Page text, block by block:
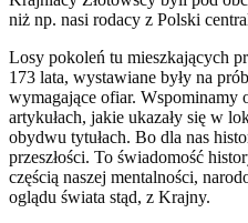
niż np. nasi rodacy z Polski
Losy pokoleń tu mieszkających
173 lata, wystawiane były na
wymagające ofiar.
artykułach, jakie ukazały się w
obydwu tytułach. Bo dla nas
przeszłości. To świadomość
częścią naszej mentalności,
oglądu świata stąd, z Krajny.